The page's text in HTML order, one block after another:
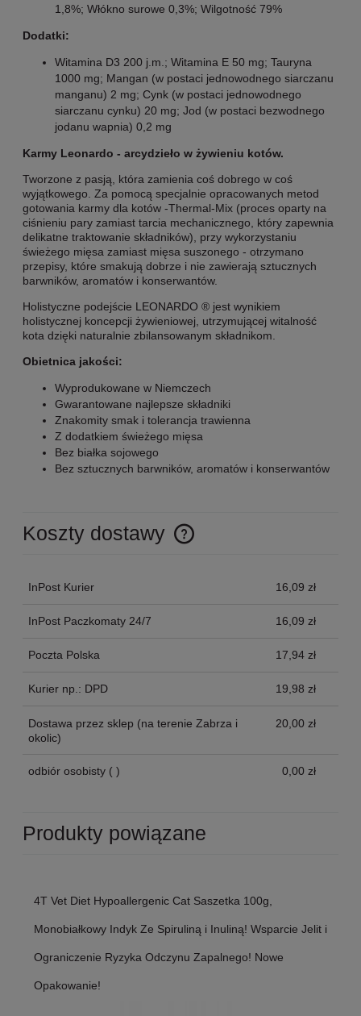
1,8%; Włókno surowe 0,3%; Wilgotność 79%
Dodatki:
Witamina D3 200 j.m.; Witamina E 50 mg; Tauryna
1000 mg; Mangan (w postaci jednowodnego siarczanu
manganu) 2 mg; Cynk (w postaci jednowodnego
siarczanu cynku) 20 mg; Jod (w postaci bezwodnego
jodanu wapnia) 0,2 mg
Karmy Leonardo - arcydzieło w żywieniu kotów.
Tworzone z pasją, która zamienia coś dobrego w coś
wyjątkowego. Za pomocą specjalnie opracowanych metod
gotowania karmy dla kotów -Thermal-Mix (proces oparty na
ciśnieniu pary zamiast tarcia mechanicznego, który zapewnia
delikatne traktowanie składników), przy wykorzystaniu
świeżego mięsa zamiast mięsa suszonego - otrzymano
przepisy, które smakują dobrze i nie zawierają sztucznych
barwników, aromatów i konserwantów.
Holistyczne podejście LEONARDO ® jest wynikiem
holistycznej koncepcji żywieniowej, utrzymującej witalność
kota dzięki naturalnie zbilansowanym składnikom.
Obietnica jakości:
Wyprodukowane w Niemczech
Gwarantowane najlepsze składniki
Znakomity smak i tolerancja trawienna
Z dodatkiem świeżego mięsa
Bez białka sojowego
Bez sztucznych barwników, aromatów i konserwantów
Koszty dostawy
Cena nie zawiera ewentualnych kosztów płatności
InPost Kurier 16,09 zł
InPost Paczkomaty 24/7 16,09 zł
Poczta Polska 17,94 zł
Kurier np.: DPD 19,98 zł
Dostawa przez sklep (na terenie Zabrza i
okolic)
20,00 zł
odbiór osobisty ( ) 0,00 zł
Produkty powiązane
4T Vet Diet Hypoallergenic Cat Saszetka 100g,
Monobiałkowy Indyk Ze Spiruliną i Inuliną! Wsparcie Jelit i
Ograniczenie Ryzyka Odczynu Zapalnego! Nowe
Opakowanie!